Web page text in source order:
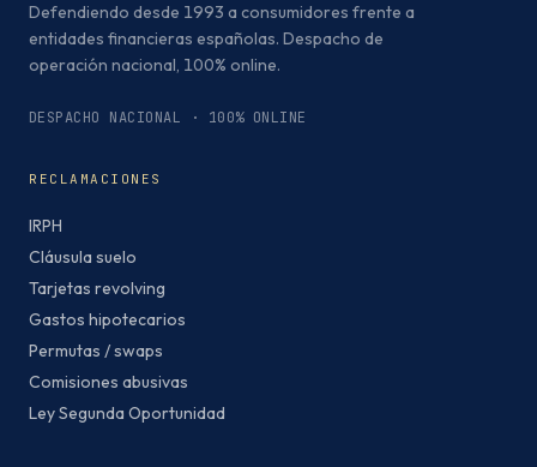
Defendiendo desde 1993 a consumidores frente a
entidades financieras españolas. Despacho de
operación nacional, 100% online.
DESPACHO NACIONAL · 100% ONLINE
RECLAMACIONES
IRPH
Cláusula suelo
Tarjetas revolving
Gastos hipotecarios
Permutas / swaps
Comisiones abusivas
Ley Segunda Oportunidad